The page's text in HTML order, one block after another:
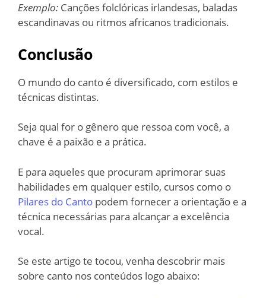
Exemplo: Canções folclóricas irlandesas, baladas
escandinavas ou ritmos africanos tradicionais.
Conclusão
O mundo do canto é diversificado, com estilos e
técnicas distintas.
Seja qual for o gênero que ressoa com você, a
chave é a paixão e a prática.
E para aqueles que procuram aprimorar suas
habilidades em qualquer estilo, cursos como o
Pilares do Canto podem fornecer a orientação e a
técnica necessárias para alcançar a excelência
vocal.
Se este artigo te tocou, venha descobrir mais
sobre canto nos conteúdos logo abaixo: